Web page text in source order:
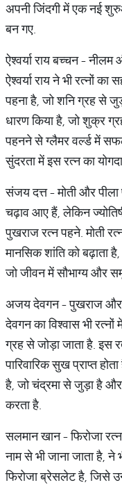
अपनी जिंदगी में एक नई
बन गए.
ऐश्वर्या राय बच्चन -
ऐश्वर्या राय ने भी रत्नों का
पहना है, जो शनि ग्रह से
धारण किया है, जो शुक्र ग्रह
पहनने से ग्लैमर वर्ल्ड में
सुंदरता में इस रत्न का
संजय दत्त - मोती और
चढ़ाव आए हैं, लेकिन
पुखराज रत्न पहने. मोती
मानसिक शांति को बढ़ाता
जो जीवन में सौभाग्य और
अजय देवगन - पुखराज और
देवगन का विश्वास भी
ग्रह से जोड़ा जाता है. इस
पारिवारिक सुख प्राप्त
है, जो चंद्रमा से जुड़ा है और
करता है.
सलमान खान - फिरोजा
नाम से भी जाना जाता है,
फिरोजा ब्रेसलेट है, जिसे